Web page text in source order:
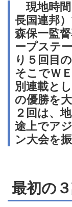
現地時間
長国連邦
森保一監
ープステ
り５回目
そこでＷ
別連載と
の優勝を
２回は、
途上でア
ン大会を
最初の